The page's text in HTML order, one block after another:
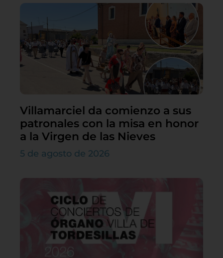
Villamarciel da comienzo a sus
patronales con la misa en honor
a la Virgen de las Nieves
5 de agosto de 2026